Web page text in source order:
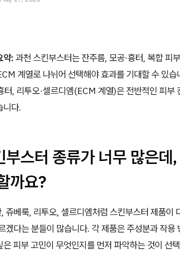
약: 과천 스킨부스터는 잔주름, 모공·흉터, 복합 피
계열로 나뉘어 선택해야 효과를 기대할 수 있
터, 리투오·셀르디엠(ECM 계열)은 전반적인 피부
니다.
부스터 종류가 너무 많은
까요?
쥬베룩, 리투오, 셀르디엠처럼 스킨부스터 제품이
겠다는 분들이 많습니다. 각 제품은 주성분과 작용
은 피부 고민이 무엇인지를 먼저 파악하는 것이 선